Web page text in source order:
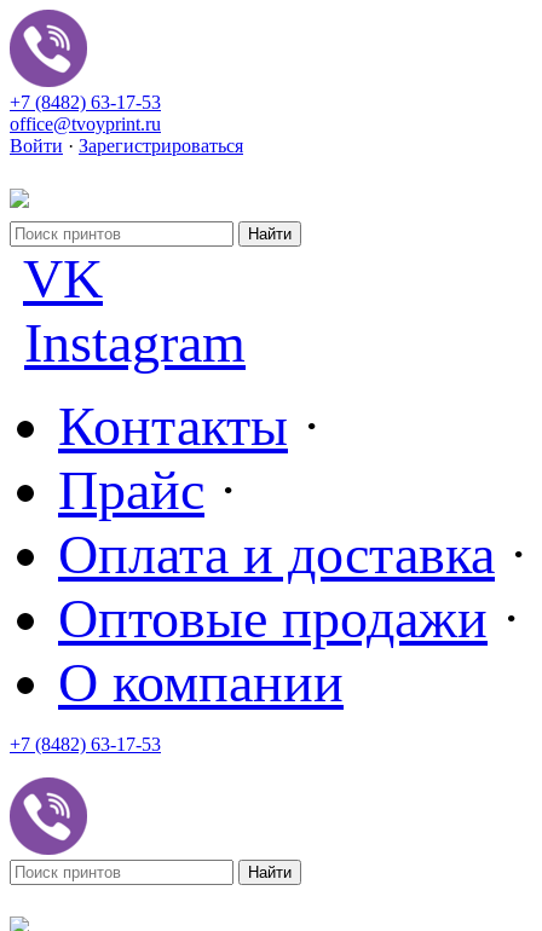
+7 (8482) 63-17-53
office@tvoyprint.ru
Войти · Зарегистрироваться
VK
Instagram
Контакты ·
Прайс ·
Оплата и доставка ·
Оптовые продажи ·
О компании
+7 (8482) 63-17-53